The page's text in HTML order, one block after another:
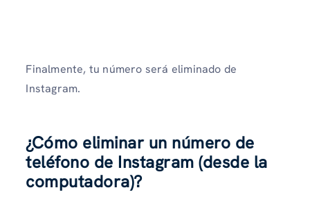
Finalmente, tu número será eliminado de
Instagram.
¿Cómo eliminar un número de
teléfono de Instagram (desde la
computadora)?